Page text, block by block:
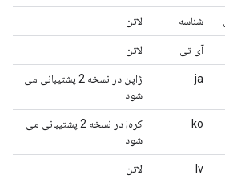
شناسه لاتن
آی تی لاتن
ja
ژاپن در نسخه 2 پشتیبانی می
شود
ko
کره; در نسخه 2 پشتیبانی می
شود
lv لاتن